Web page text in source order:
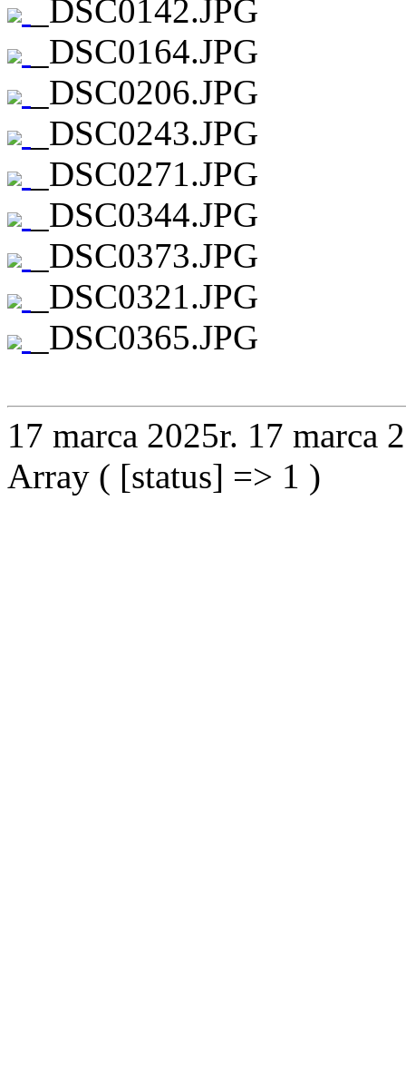
_DSC0142.JPG
_DSC0164.JPG
_DSC0206.JPG
_DSC0243.JPG
_DSC0271.JPG
_DSC0344.JPG
_DSC0373.JPG
_DSC0321.JPG
_DSC0365.JPG
17 marca 2025r. 17 marca
Array ( [status] => 1 )